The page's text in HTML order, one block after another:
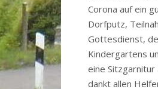
Corona auf ein
Dorfputz,
Gottesdienst,
Kindergartens
eine Sitzgarnitur
dankt allen